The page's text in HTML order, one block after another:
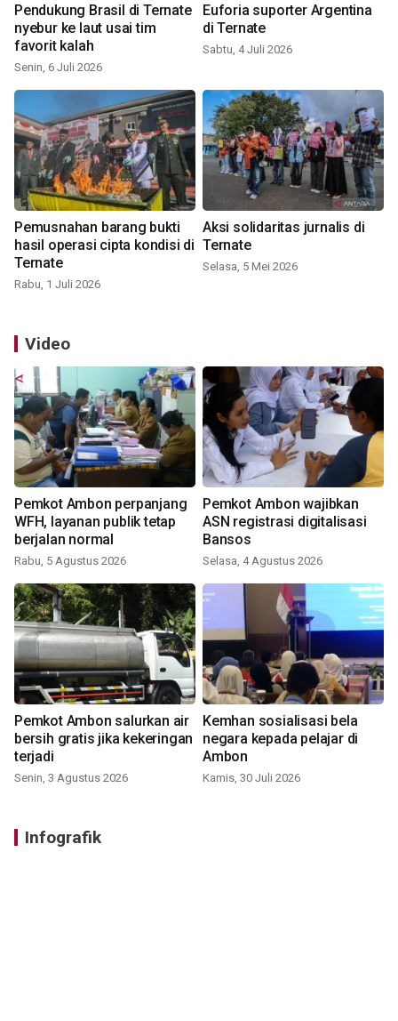
Pendukung Brasil di Ternate
nyebur ke laut usai tim
favorit kalah
Senin, 6 Juli 2026
Euforia suporter Argentina
di Ternate
Sabtu, 4 Juli 2026
Pemusnahan barang bukti
hasil operasi cipta kondisi di
Ternate
Rabu, 1 Juli 2026
Aksi solidaritas jurnalis di
Ternate
Selasa, 5 Mei 2026
Video
Pemkot Ambon perpanjang
WFH, layanan publik tetap
berjalan normal
Rabu, 5 Agustus 2026
Pemkot Ambon wajibkan
ASN registrasi digitalisasi
Bansos
Selasa, 4 Agustus 2026
Pemkot Ambon salurkan air
bersih gratis jika kekeringan
terjadi
Senin, 3 Agustus 2026
Kemhan sosialisasi bela
negara kepada pelajar di
Ambon
Kamis, 30 Juli 2026
Infografik